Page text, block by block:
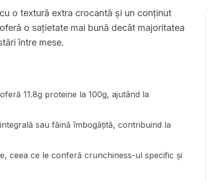
o textură extra crocantă și un conținut
o sațietate mai bună decât majoritatea
între mese.
11.8g proteine la 100g, ajutând la
sau făină îmbogățită, contribuind la
ceea ce le conferă crunchiness-ul specific și